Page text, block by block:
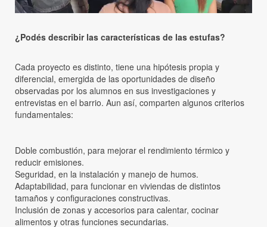
¿Podés describir las características de las estufas?
Cada proyecto es distinto, tiene una hipótesis propia y
diferencial, emergida de las oportunidades de diseño
observadas por los alumnos en sus investigaciones y
entrevistas en el barrio. Aun así, comparten algunos criterios
fundamentales:
Doble combustión, para mejorar el rendimiento térmico y
reducir emisiones.
Seguridad, en la instalación y manejo de humos.
Adaptabilidad, para funcionar en viviendas de distintos
tamaños y configuraciones constructivas.
Inclusión de zonas y accesorios para calentar, cocinar
alimentos y otras funciones secundarias.